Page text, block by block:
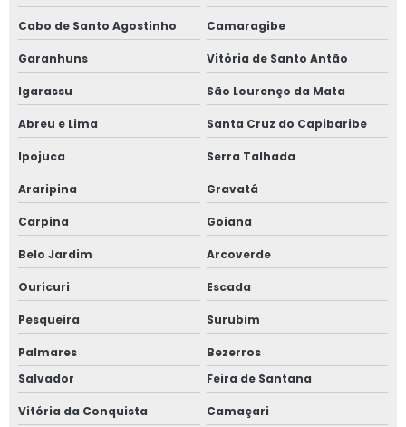
Woobler
Cartaz de preço para supermercados
Cartaz de preços padaria
Cartaz de promoção de padaria
Cartaz para açougues
Cartaz para comércio
Cartaz para drogarias
Cartaz para padaria
Cartaz para padaria preço
Cartaz para sacolão
Placa de precificação para açougue
Cabo de Santo Agostinho Camaragibe
Garanhuns Vitória de Santo Antão
Igarassu São Lourenço da Mata
Abreu e Lima Santa Cruz do Capibaribe
Ipojuca Serra Talhada
Araripina Gravatá
Carpina Goiana
Belo Jardim Arcoverde
Ouricuri Escada
Pesqueira Surubim
Palmares
Bezerros
Salvador
Feira de Santana
Vitória da Conquista Camaçari